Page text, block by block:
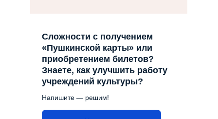
Сложности с получением
«Пушкинской карты» или
приобретением билетов?
Знаете, как улучшить работу
учреждений культуры?
Напишите — решим!